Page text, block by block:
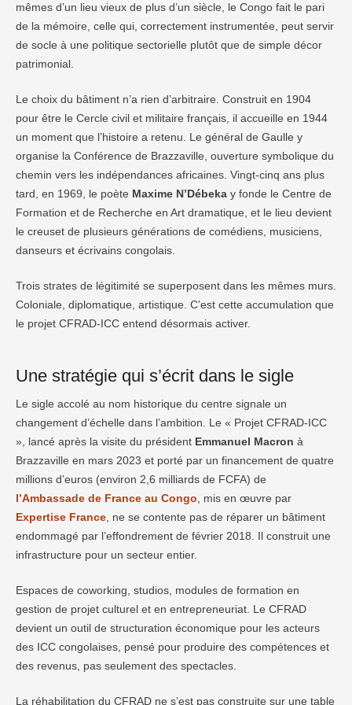
mêmes d’un lieu vieux de plus d’un siècle, le Congo fait le pari
de la mémoire, celle qui, correctement instrumentée, peut servir
de socle à une politique sectorielle plutôt que de simple décor
patrimonial.
Le choix du bâtiment n’a rien d’arbitraire. Construit en 1904
pour être le Cercle civil et militaire français, il accueille en 1944
un moment que l’histoire a retenu. Le général de Gaulle y
organise la Conférence de Brazzaville, ouverture symbolique du
chemin vers les indépendances africaines. Vingt-cinq ans plus
tard, en 1969, le poète Maxime N’Débeka y fonde le Centre de
Formation et de Recherche en Art dramatique, et le lieu devient
le creuset de plusieurs générations de comédiens, musiciens,
danseurs et écrivains congolais.
Trois strates de légitimité se superposent dans les mêmes murs.
Coloniale, diplomatique, artistique. C’est cette accumulation que
le projet CFRAD-ICC entend désormais activer.
Une stratégie qui s’écrit dans le sigle
Le sigle accolé au nom historique du centre signale un
changement d’échelle dans l’ambition. Le « Projet CFRAD-ICC
», lancé après la visite du président Emmanuel Macron à
Brazzaville en mars 2023 et porté par un financement de quatre
millions d’euros (environ 2,6 milliards de FCFA) de
l’Ambassade de France au Congo , mis en œuvre par
Expertise France , ne se contente pas de réparer un bâtiment
endommagé par l’effondrement de février 2018. Il construit une
infrastructure pour un secteur entier.
Espaces de coworking, studios, modules de formation en
gestion de projet culturel et en entrepreneuriat. Le CFRAD
devient un outil de structuration économique pour les acteurs
des ICC congolaises, pensé pour produire des compétences et
des revenus, pas seulement des spectacles.
La réhabilitation du CFRAD ne s’est pas construite sur une table